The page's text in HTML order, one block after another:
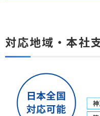
対応地域・本社